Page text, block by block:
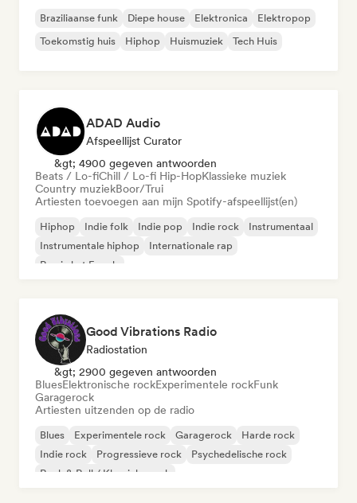
Braziliaanse funk Diepe house Elektronica
Elektropop
Toekomstig huis
Hiphop Huismuziek Tech Huis
ADAD Audio
Afspeellijst Curator
&gt; 4900 gegeven antwoorden
Beats / Lo-fiChill / Lo-fi Hip-HopKlassieke muziek
Country muziekBoor/Trui
Artiesten toevoegen aan mijn Spotify-afspeellijst(en)
Hiphop Indie folk Indie pop Indie rock
Instrumentaal
Instrumentale hiphop
Internationale rap
Rap in het Engels
Good Vibrations Radio
Radiostation
&gt; 2900 gegeven antwoorden
BluesElektronische rockExperimentele rockFunk
Garagerock
Artiesten uitzenden op de radio
Blues Experimentele rock Garagerock
Harde rock
Indie rock
Progressieve rock
Psychedelische rock
Rock & Roll / Klassieke rock